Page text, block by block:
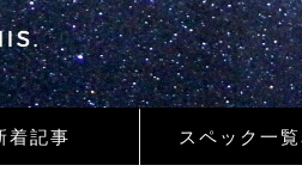
着記事 スペック一